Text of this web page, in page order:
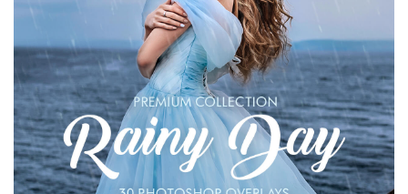
कृपया चुने
Free Photoshop Overlay
Small 800*533px
Rain Day